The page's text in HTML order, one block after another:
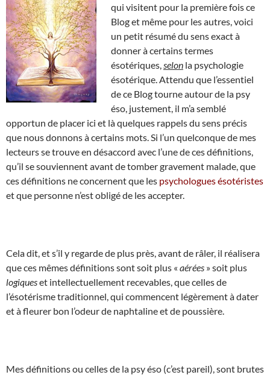
qui visitent pour la première fois ce
Blog et même pour les autres, voici
un petit résumé du sens exact à
donner à certains termes
ésotériques, selon la psychologie
ésotérique. Attendu que l’essentiel
de ce Blog tourne autour de la psy
éso, justement, il m’a semblé
opportun de placer ici et là quelques rappels du sens précis
que nous donnons à certains mots. Si l’un quelconque de mes
lecteurs se trouve en désaccord avec l’une de ces définitions,
qu’il se souviennent avant de tomber gravement malade, que
ces définitions ne concernent que les psychologues ésotéristes
et que personne n’est obligé de les accepter.
Cela dit, et s’il y regarde de plus près, avant de râler, il réalisera
que ces mêmes définitions sont soit plus « aérées » soit plus
logiqueset intellectuellement recevables, que celles de
l’ésotérisme traditionnel, qui commencent légèrement à dater
et à fleurer bon l’odeur de naphtaline et de poussière.
Mes définitions ou celles de la psy éso (c’est pareil), sont brutes